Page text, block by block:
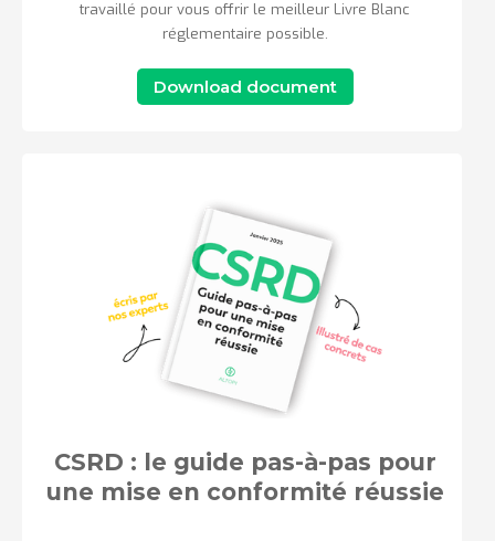
travaillé pour vous offrir le meilleur Livre Blanc
réglementaire possible.
Download document
CSRD : le guide pas-à-pas pour
une mise en conformité réussie